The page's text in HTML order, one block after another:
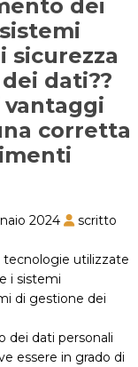
dei
sicurezza
dati??
vantaggi
corretta
2024
scritto
tecnologie utilizzate
i sistemi
di gestione dei
dei dati personali
essere in grado di